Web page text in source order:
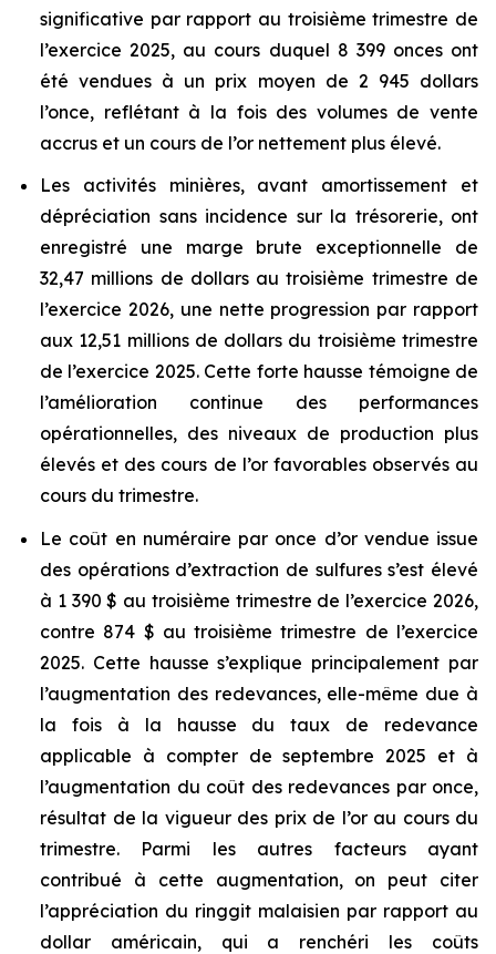
significative par rapport au troisième trimestre de
l’exercice 2025, au cours duquel 8 399 onces ont
été vendues à un prix moyen de 2 945 dollars
l’once, reflétant à la fois des volumes de vente
accrus et un cours de l’or nettement plus élevé.
Les activités minières, avant amortissement et
dépréciation sans incidence sur la trésorerie, ont
enregistré une marge brute exceptionnelle de
32,47 millions de dollars au troisième trimestre de
l’exercice 2026, une nette progression par rapport
aux 12,51 millions de dollars du troisième trimestre
de l’exercice 2025. Cette forte hausse témoigne de
l’amélioration continue des performances
opérationnelles, des niveaux de production plus
élevés et des cours de l’or favorables observés au
cours du trimestre.
Le coût en numéraire par once d’or vendue issue
des opérations d’extraction de sulfures s’est élevé
à 1 390 $ au troisième trimestre de l’exercice 2026,
contre 874 $ au troisième trimestre de l’exercice
2025. Cette hausse s’explique principalement par
l’augmentation des redevances, elle-même due à
la fois à la hausse du taux de redevance
applicable à compter de septembre 2025 et à
l’augmentation du coût des redevances par once,
résultat de la vigueur des prix de l’or au cours du
trimestre. Parmi les autres facteurs ayant
contribué à cette augmentation, on peut citer
l’appréciation du ringgit malaisien par rapport au
dollar américain, qui a renchéri les coûts